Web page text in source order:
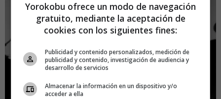
En los eventos más
creativos de España
Yorokobu ofrece un modo de navegación
gratuito, mediante la aceptación de
cookies con los siguientes fines:
Publicidad y contenido personalizados, medición de
publicidad y contenido, investigación de audiencia y
desarrollo de servicios
Almacenar la información en un dispositivo y/o
acceder a ella